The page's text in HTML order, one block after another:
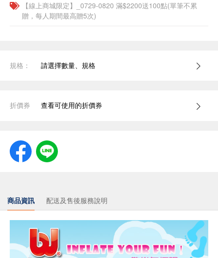
【線上商城限定】_0729-0820 滿$2200送100點(單筆不累
贈，每人期間最高贈5次)
規格： 請選擇數量、規格
折價券 查看可使用的折價券
商品資訊 配送及售後服務說明